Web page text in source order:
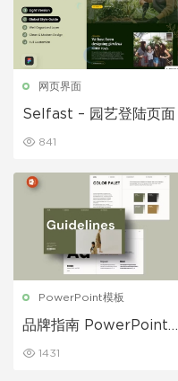
网页界面
Selfast – 园艺登陆页面
841
PowerPoint模板
品牌指南 PowerPoint演
1431